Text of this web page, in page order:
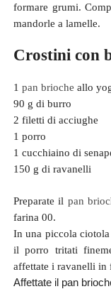
formare grumi.
mandorle a lamelle.
Crostini con
1 pan brioche allo
90 g di burro
2 filetti di acciughe
1 porro
1 cucchiaino di
150 g di ravanelli
Preparate il pan
farina 00.
In una piccola ciotola
il porro tritati
affettate i ravanelli in
Affettate il pan